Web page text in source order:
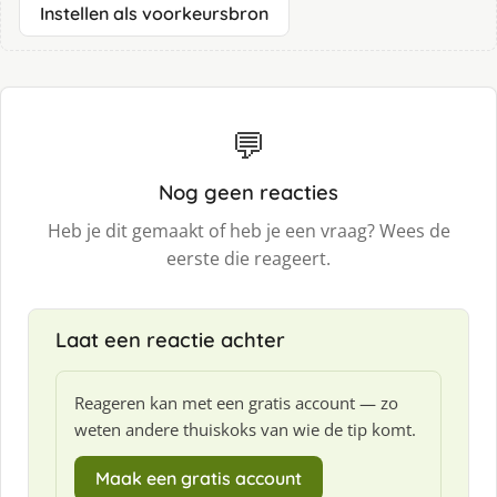
Instellen als voorkeursbron
💬
Nog geen reacties
Heb je dit gemaakt of heb je een vraag? Wees de
eerste die reageert.
Laat een reactie achter
Reageren kan met een gratis account — zo
weten andere thuiskoks van wie de tip komt.
Maak een gratis account